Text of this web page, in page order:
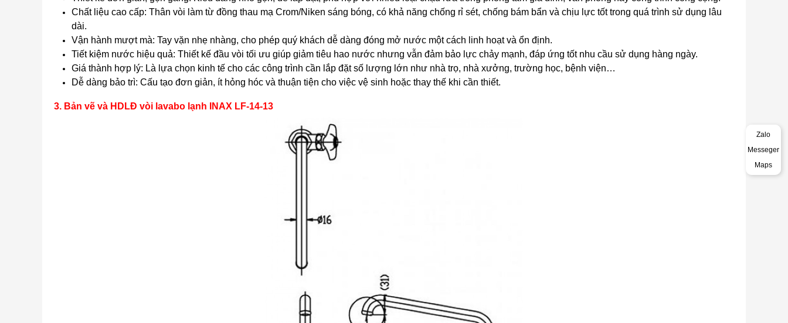
Chất liệu cao cấp: Thân vòi làm từ đồng thau mạ Crom/Niken sáng bóng, có khả năng chống rỉ sét, chống bám bẩn và chịu lực tốt trong quá trình sử dụng lâu
dài.
Vận hành mượt mà: Tay vặn nhẹ nhàng, cho phép quý khách dễ dàng đóng mở nước một cách linh hoạt và ổn định.
Tiết kiệm nước hiệu quả: Thiết kế đầu vòi tối ưu giúp giảm tiêu hao nước nhưng vẫn đảm bảo lực chảy mạnh, đáp ứng tốt nhu cầu sử dụng hàng ngày.
Giá thành hợp lý: Là lựa chọn kinh tế cho các công trình cần lắp đặt số lượng lớn như nhà trọ, nhà xưởng, trường học, bệnh viện…
Dễ dàng bảo trì: Cấu tạo đơn giản, ít hỏng hóc và thuận tiện cho việc vệ sinh hoặc thay thế khi cần thiết.
3. Bản vẽ và HDLĐ vòi lavabo lạnh INAX LF-14-13
Zalo
Messeger
Maps